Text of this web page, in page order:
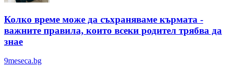
Колко време може да съхраняваме кърмата -
важните правила, които всеки родител трябва да
знае
9meseca.bg